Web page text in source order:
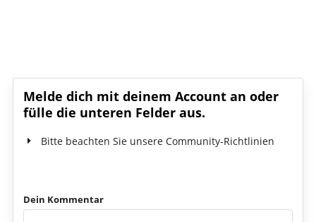
Melde dich mit deinem Account an oder
fülle die unteren Felder aus.
Bitte beachten Sie unsere Community-Richtlinien
Dein Kommentar